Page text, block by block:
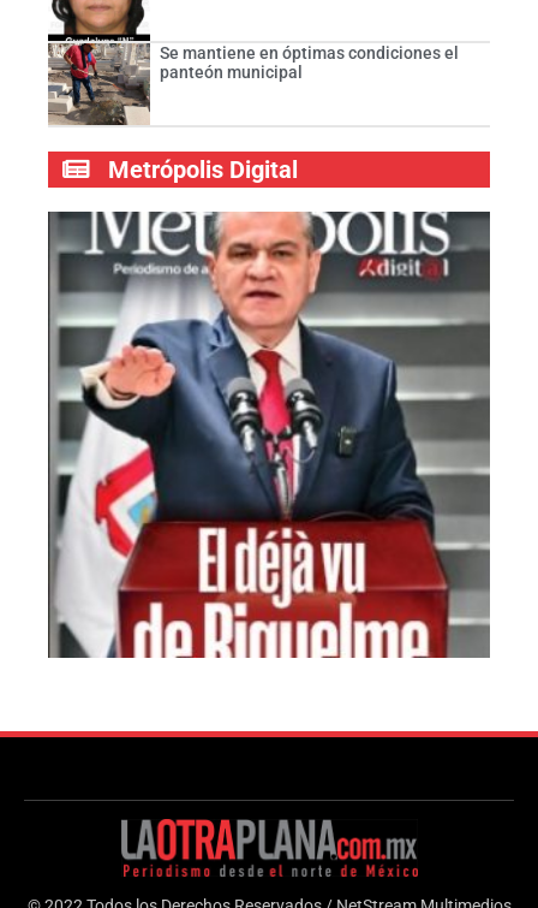
Se mantiene en óptimas condiciones el
panteón municipal
Metrópolis Digital